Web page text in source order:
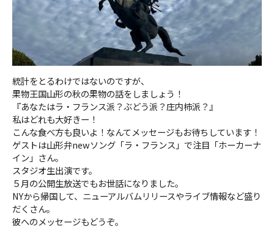
統計をとるわけではないのですが、
果物王国山形の秋の果物の話をしましょう！
『あなたはラ・フランス派？ぶどう派？庄内柿派？』
私はどれも大好きー！
こんな食べ方も良いよ！なんてメッセージもお待ちしています！
ゲストは山形弁newソング「ラ・フランス」で注目「ホーカーナ
イン」さん。
スタジオ生出演です。
５月の公開生放送でもお世話になりました。
NYから帰国して、ニューアルバムリリースやライブ情報など盛り
だくさん。
彼へのメッセージもどうぞ。